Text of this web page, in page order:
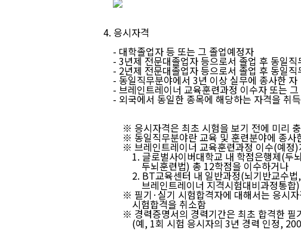
4. 응시자격
- 대학졸업자 등 또는 그 졸업예정자
- 3년제 전문대졸업자 등으로서 졸업 후 동일
- 2년제 전문대졸업자 등으로서 졸업 후 동일
- 동일직무분야에서 3년 이상 실무에 종사한 자
- 브레인트레이너 교육훈련과정 이수자 또는
- 외국에서 동일한 종목에 해당하는 자격을 취
※ 응시자격은 최초 시험을 보기 전에 미리
※ 동일직무분야란 교육 및 훈련분야에 종사
※ 브레인트레이너 교육훈련과정 이수(예정
1. 글로벌사이버대학교 내 학점은행제(두뇌
두뇌훈련법) 총 12학점을 이수하거나
2. BT교육센터 내 일반과정(뇌기반교수법,
브레인트레이너 지격시험대비과정통합)
※ 필기·실기 시험합격자에 대해서는 응시자
시험합격을 취소함
※ 경력증명서의 경력기간은 최초 합격한 필
(예, 1회 시험 응시자의 3년 경력 인정,